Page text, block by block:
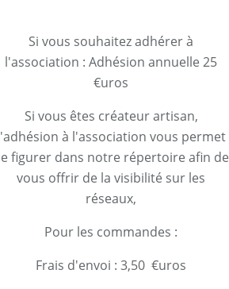
Si vous souhaitez adhérer à
l'association : Adhésion annuelle 25
€uros
Si vous êtes créateur artisan,
à l'association vous permet
figurer dans notre répertoire afin de
vous offrir de la visibilité sur les
réseaux,
Pour les commandes :
Frais d'envoi : 3,50 €uros